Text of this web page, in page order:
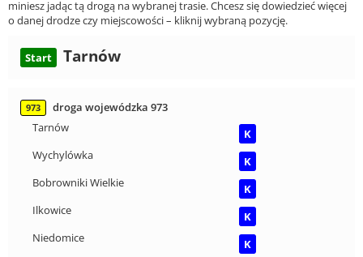
miniesz jadąc tą drogą na wybranej trasie. Chcesz się dowiedzieć więcej
o danej drodze czy miejscowości – kliknij wybraną pozycję.
Start Tarnów
973
droga wojewódzka 973
Tarnów
K
Wychylówka
K
Bobrowniki Wielkie
K
Ilkowice
K
Niedomice
K